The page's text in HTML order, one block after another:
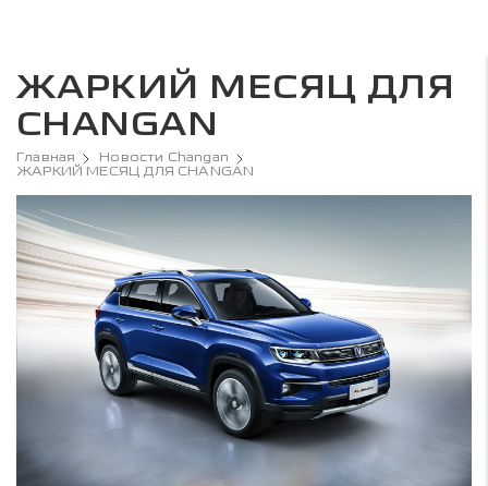
ЖАРКИЙ МЕСЯЦ ДЛЯ
CHANGAN
Главная
Новости Changan
ЖАРКИЙ МЕСЯЦ ДЛЯ CHANGAN